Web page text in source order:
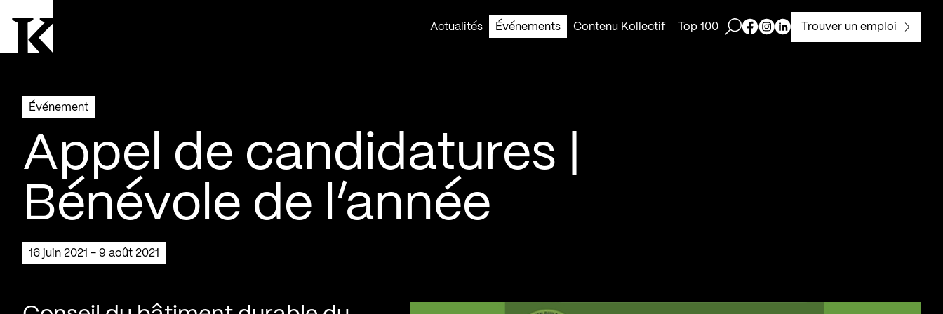
Actualités
Événements Contenu Kollectif Top 100 Ouvrir la barre de recherche
Page Facebook de Kollectif
Page Instagram de Kollectif
Page Linkedin de Kollectif
Trouver un emploi
Événement
Appel de candidatures |
Bénévole de l’année
16 juin 2021 - 9 août 2021